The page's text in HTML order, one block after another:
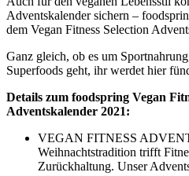
Adventskalender sichern –
dem Vegan Fitness Selection
Ganz gleich, ob es um
Superfoods geht, ihr werdet hier
Details zum foodspring Vegan
Adventskalender 2021:
VEGAN FITNESS
Weihnachtstradition trifft
Zurückhaltung. Unser